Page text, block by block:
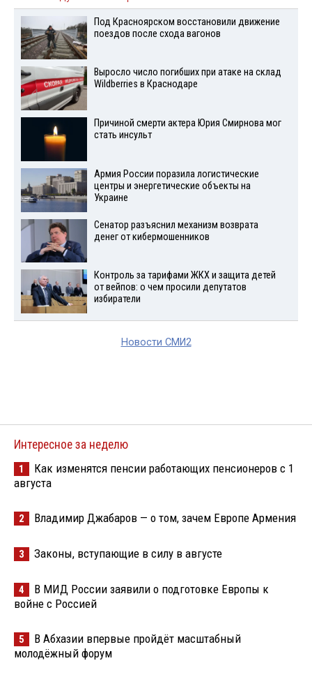
Под Красноярском восстановили движение
поездов после схода вагонов
Выросло число погибших при атаке на склад
Wildberries в Краснодаре
Причиной смерти актера Юрия Смирнова мог
стать инсульт
Армия России поразила логистические
центры и энергетические объекты на
Украине
Сенатор разъяснил механизм возврата
денег от кибермошенников
Контроль за тарифами ЖКХ и защита детей
от вейпов: о чем просили депутатов
избиратели
Новости СМИ2
Интересное за неделю
1
Как изменятся пенсии работающих пенсионеров с 1
августа
2 Владимир Джабаров — о том, зачем Европе Армения
3 Законы, вступающие в силу в августе
4
В МИД России заявили о подготовке Европы к
войне с Россией
5
В Абхазии впервые пройдёт масштабный
молодёжный форум